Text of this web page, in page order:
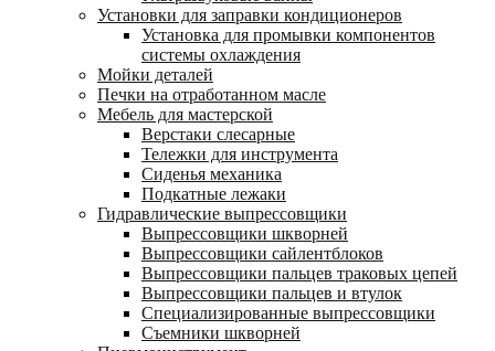
Установки для заправки кондиционеров
Установка для промывки компонентов
системы охлаждения
Мойки деталей
Печки на отработанном масле
Мебель для мастерской
Верстаки слесарные
Тележки для инструмента
Сиденья механика
Подкатные лежаки
Гидравлические выпрессовщики
Выпрессовщики шкворней
Выпрессовщики сайлентблоков
Выпрессовщики пальцев траковых цепей
Выпрессовщики пальцев и втулок
Специализированные выпрессовщики
Cъемники шкворней